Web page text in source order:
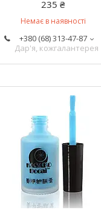
235 ₴
Немає в наявності
+380 (68) 313-47-87
Дар'я, кожгалантерея